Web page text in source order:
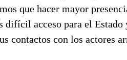
que hacer mayor
difícil acceso para el Estado
contactos con los actores